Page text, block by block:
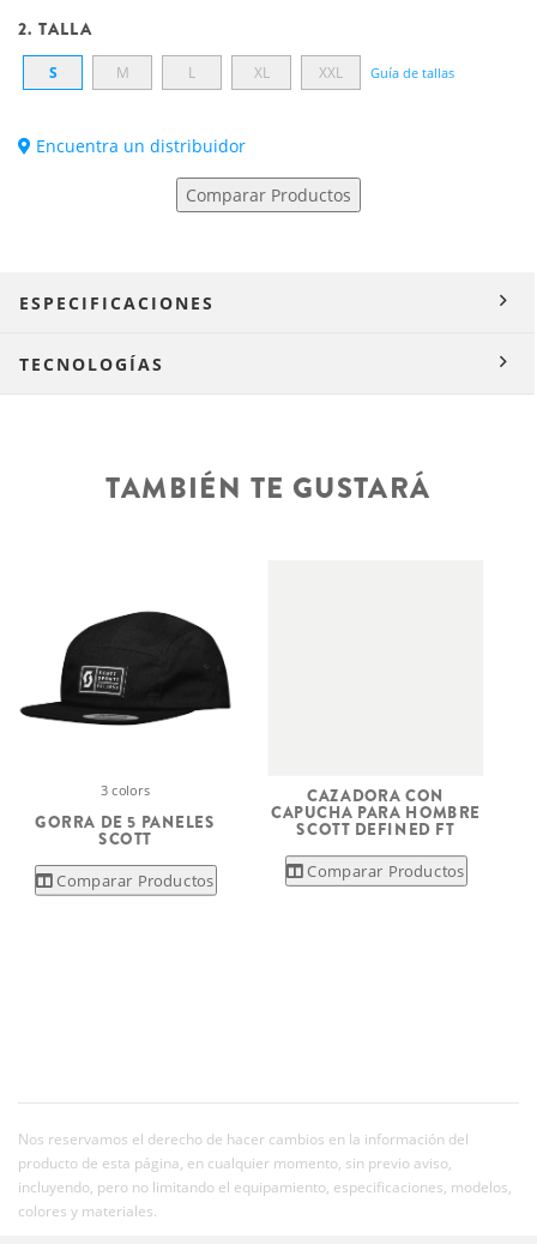
2. TALLA
S M L XL XXL Guía de tallas
Encuentra un distribuidor
Comparar Productos
ESPECIFICACIONES
TECNOLOGÍAS
TAMBIÉN TE GUSTARÁ
3 colors
GORRA DE 5 PANELES
SCOTT
Comparar Productos
CAZADORA CON
CAPUCHA PARA HOMBRE
SCOTT DEFINED FT
Comparar Productos
Nos reservamos el derecho de hacer cambios en la información del
producto de esta página, en cualquier momento, sin previo aviso,
incluyendo, pero no limitando el equipamiento, especificaciones, modelos,
colores y materiales.